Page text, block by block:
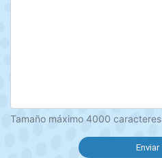
Tamaño máximo 4000 caracteres
Enviar